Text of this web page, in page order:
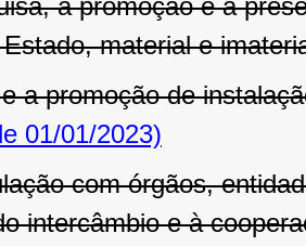
a promoção e a
material e
a promoção de
01/01/2023)
com órgãos,
intercâmbio e à